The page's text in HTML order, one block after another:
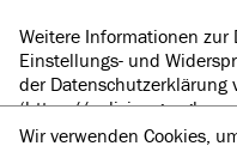
Weitere Informationen zur
Einstellungs- und
der Datenschutzerklärung
(https://
Einstellungen für die
Wir verwenden Cookies,